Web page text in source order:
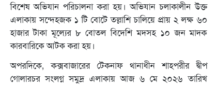
বিশেষ অভিযান পরিচালনা করা হয়। অভিযান চলাকালীন উক্ত
এলাকায় সন্দেহজক ১ টি বোটে তল্লাশি চালিয়ে প্রায় ২ লক্ষ ৬০
হাজার টাকা মূল্যের ৮ বোতল বিদেশি মদসহ ১০ জন মাদক
কারবারিকে আটক করা হয়।
অপরদিকে, কক্সবাজারের টেকনাফ থানাধীন শাহপরীর দ্বীপ
গোলারচর সংলগ্ন সমুদ্র এলাকায় আজ ৬ মে ২০২৬ তারিখ